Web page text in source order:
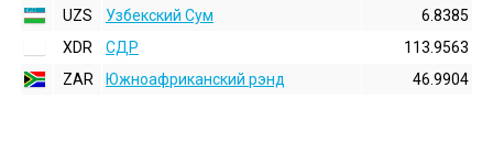
UZS
Узбекский Сум
6.8385
XDR
СДР
113.9563
ZAR
Южноафриканский рэнд 46.9904